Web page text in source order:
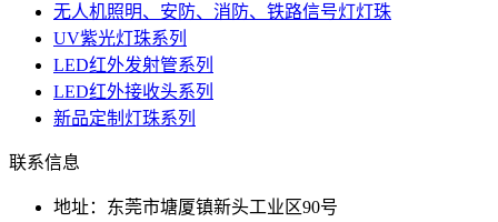
无人机照明、安防、消防、铁路信号灯灯珠
UV紫光灯珠系列
LED红外发射管系列
LED红外接收头系列
新品定制灯珠系列
联系信息
地址：东莞市塘厦镇新头工业区90号